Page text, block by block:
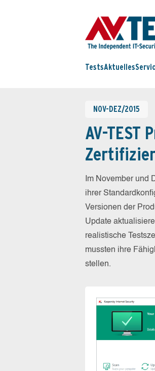
TestsAktuelles
NOV-DEZ/2015
AV-TEST
Im November und
ihrer
Versionen der
Update
realistische
mussten ihre
stellen.